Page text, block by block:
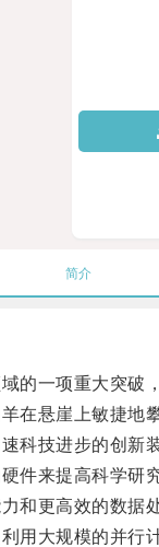
简介
一项重大突破，
悬崖上敏捷地攀
技进步的创新装
来提高科学研究
更高效的数据处
大规模的并行计